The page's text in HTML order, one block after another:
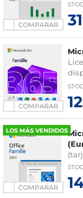
COMPARAR
COMPARAR
LOS MÁS VENDIDOS
COMPARAR